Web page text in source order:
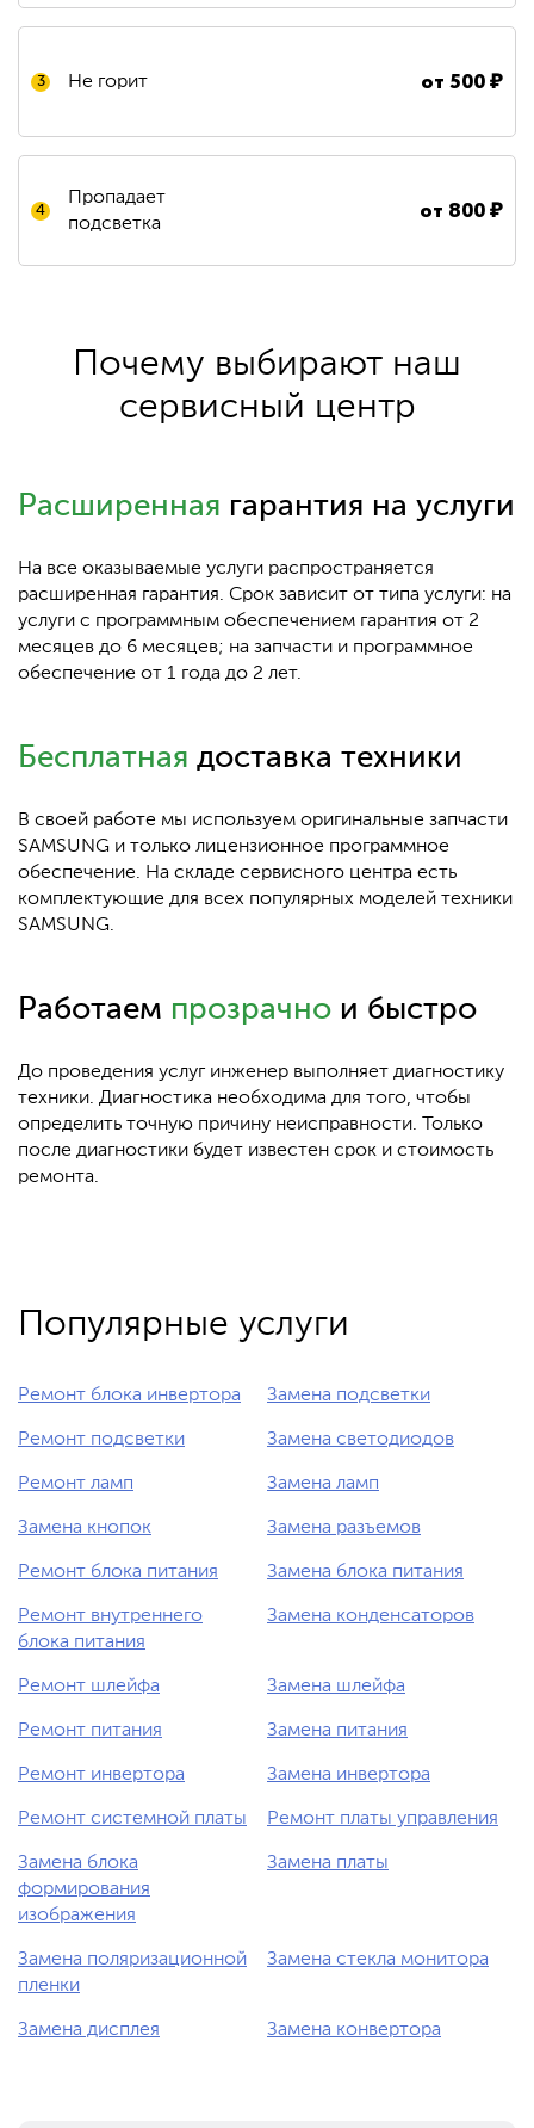
3 Не горит от500₽
4
Пропадает
подсветка
от 800₽
Почему выбирают наш
сервисный центр
Расширенная гарантия на услуги
На все оказываемые услуги распространяется
расширенная гарантия. Срок зависит от типа услуги: на
услуги с программным обеспечением гарантия от 2
месяцев до 6 месяцев; на запчасти и программное
обеспечение от 1 года до 2 лет.
Бесплатная доставка техники
В своей работе мы используем оригинальные запчасти
SAMSUNG и только лицензионное программное
обеспечение. На складе сервисного центра есть
комплектующие для всех популярных моделей техники
SAMSUNG.
Работаем прозрачно и быстро
До проведения услуг инженер выполняет диагностику
техники. Диагностика необходима для того, чтобы
определить точную причину неисправности. Только
после диагностики будет известен срок и стоимость
ремонта.
Популярные услуги
Ремонт блока инвертора Замена подсветки
Ремонт подсветки Замена светодиодов
Ремонт ламп Замена ламп
Замена кнопок Замена разъемов
Ремонт блока питания Замена блока питания
Ремонт внутреннего
блока питания
Замена конденсаторов
Ремонт шлейфа Замена шлейфа
Ремонт питания Замена питания
Ремонт инвертора Замена инвертора
Ремонт системной платы Ремонт платы управления
Замена блока
формирования
изображения
Замена платы
Замена поляризационной
пленки
Замена стекла монитора
Замена дисплея Замена конвертора